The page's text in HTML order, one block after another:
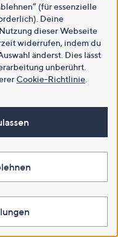
(für essenzielle
Deine
dieser Webseite
widerrufen, indem du
änderst. Dies lässt
unberührt.
Cookie-Richtlinie